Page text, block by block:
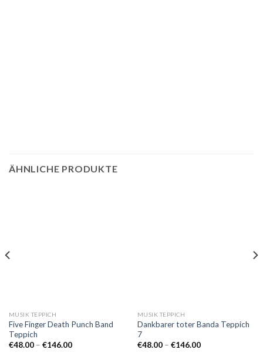
ÄHNLICHE PRODUKTE
MUSIK TEPPICH
Five Finger Death Punch Band
Teppich
€48.00 – €146.00Preisspanne:
MUSIK TEPPICH
Dankbarer toter Banda Teppich
7
€48.00 – €146.00Preisspanne: